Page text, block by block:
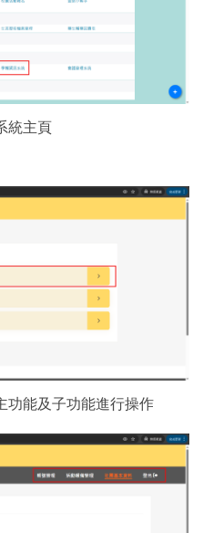
統主頁
功能及子功能進行操作